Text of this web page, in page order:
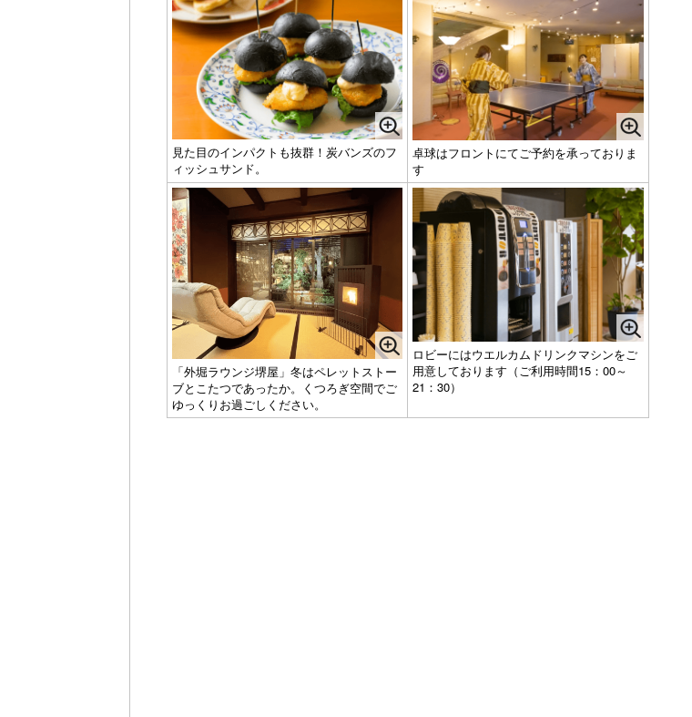
見た目のインパクトも抜群！炭バンズのフ
ィッシュサンド。
卓球はフロントにてご予約を承っておりま
す
「外堀ラウンジ堺屋」冬はペレットストー
ブとこたつであったか。くつろぎ空間でご
ゆっくりお過ごしください。
ロビーにはウエルカムドリンクマシンをご
用意しております（ご利用時間15：00～
21：30）